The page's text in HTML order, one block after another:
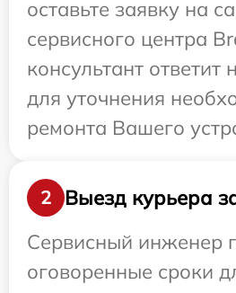
оставьте заявку на
сервисного центра
консультант
для уточнения
ремонта Вашего
2
Выезд курьера
Сервисный инженер
оговоренные сроки